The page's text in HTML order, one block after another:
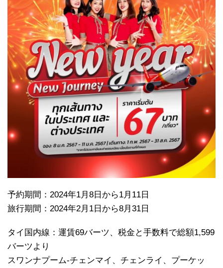
予約期間：2024年1月8日から1月11日
旅行期間：2024年2月1日から8月31日
タイ国内線：運賃69バーツ、税金と手数料で総額1,599
バーツより
スワンナプーム-チェンマイ、チェンライ、プーケッ